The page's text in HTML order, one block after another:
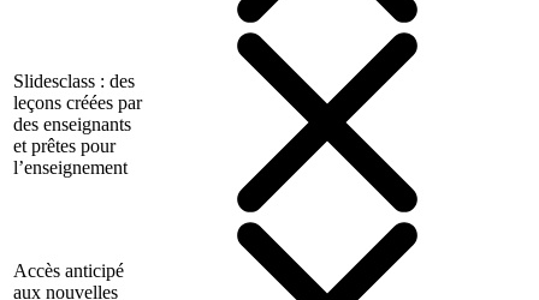
Slidesclass : des
leçons créées par
des enseignants
et prêtes pour
l’enseignement
Accès anticipé
aux nouvelles